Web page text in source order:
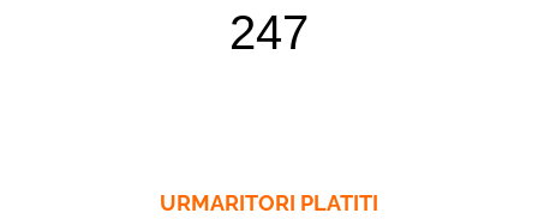
247
URMARITORI PLATITI